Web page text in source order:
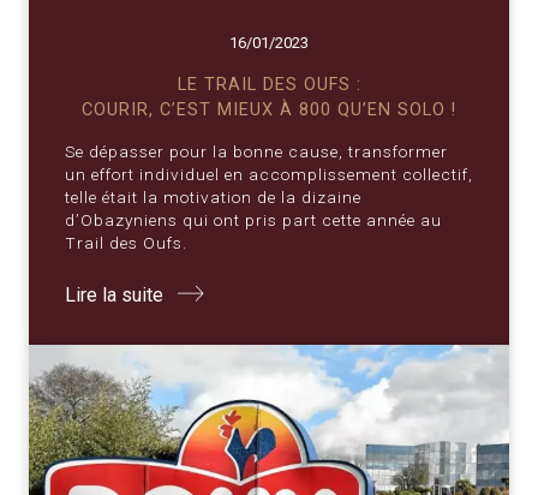
16/01/2023
LE TRAIL DES OUFS :
COURIR, C’EST MIEUX À 800 QU’EN SOLO !
Se dépasser pour la bonne cause, transformer
un effort individuel en accomplissement collectif,
telle était la motivation de la dizaine
d’Obazyniens qui ont pris part cette année au
Trail des Oufs.
Lire la suite